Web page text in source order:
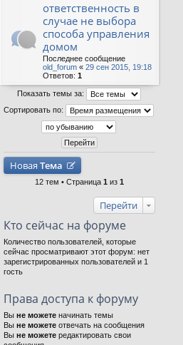
ответственность в
случае не выбора
способа управления
домом
Последнее сообщение
old_forum « 29 сен 2015, 19:18
Ответов: 1
Показать темы за:
Сортировать по:
Новая Тема
12 тем • Страница 1 из 1
Перейти
Кто сейчас на форуме
Количество пользователей, которые
сейчас просматривают этот форум: нет
зарегистрированных пользователей и 1
гость
Права доступа к форуму
Вы не можете начинать темы
Вы не можете отвечать на сообщения
Вы не можете редактировать свои